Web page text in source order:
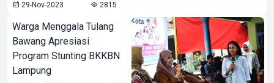
29-Nov-2023 2815
Warga Menggala Tulang
Bawang Apresiasi
Program Stunting BKKBN
Lampung